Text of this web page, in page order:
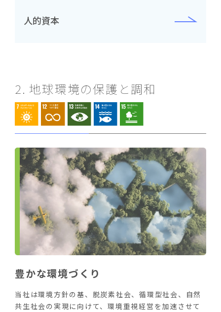
人的資本
2. 地球環境の保護と調和
豊かな環境づくり
当社は環境方針の基、脱炭素社会、循環型社会、自然
共生社会の実現に向けて、環境重視経営を加速させて